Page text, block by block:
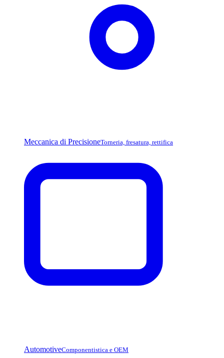
Meccanica di PrecisioneTorneria, fresatura, rettifica
AutomotiveComponentistica e OEM